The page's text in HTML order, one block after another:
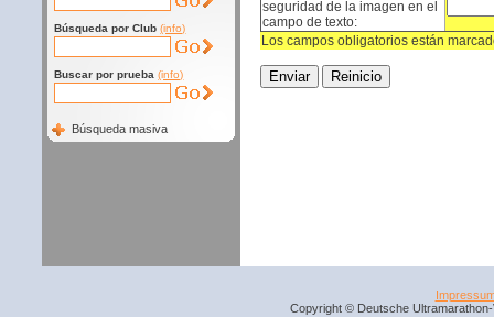
Búsqueda por Club (info)
Buscar por prueba (info)
Búsqueda masiva
seguridad de la imagen en el
campo de texto:
Los campos obligatorios están
Copyright © Deutsche